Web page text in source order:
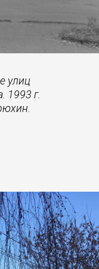
улиц
1993 г.